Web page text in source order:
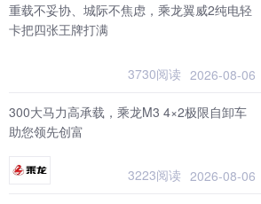
重载不妥协、城际不焦虑，乘龙翼威2纯电轻
卡把四张王牌打满
3730阅读 2026-08-06
300大马力高承载，乘龙M3 4×2极限自卸车
助您领先创富
3223阅读 2026-08-06